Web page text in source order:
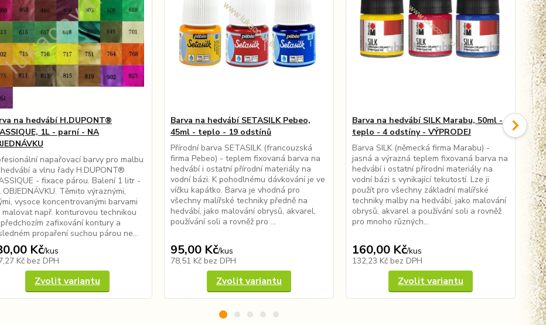
na hedvábí H.DUPONT®
1L - parní - NA
napařovací barvy pro malbu
a vlnu řady H.DUPONT®
- fixace párou. Balení 1 litr -
OBJEDNÁVKU. Těmito výraznými,
vysoce koncentrovanými barvami
malovat např. konturovou technikou
zafixování kontury a
propaření suchou párou ne...
Kč/kus
Kč bez DPH
Zvolit variantu
Barva na hedvábí SETASILK Pebeo,
45ml - teplo - 19 odstínů
Přírodní barva SETASILK (francouzská
firma Pebeo) - teplem fixovaná barva na
hedvábí i ostatní přírodní materiály na
vodní bázi. K pohodlnému dávkování je ve
víčku kapátko. Barva je vhodná pro
všechny malířské techniky předně na
hedvábí, jako malování obrysů, akvarel,
používání soli a rovněž pro ...
95,00 Kč/kus
78,51 Kč bez DPH
Zvolit variantu
Barva na hedvábí SILK Marabu, 50ml -
teplo - 4 odstíny - VÝPRODEJ
Barva SILK (německá firma Marabu) -
jasná a výrazná teplem fixovaná barva na
hedvábí i ostatní přírodní materiály na
vodní bázi s vynikající tekutostí. Lze ji
použít pro všechny základní malířské
techniky malby na hedvábí, jako malování
obrysů, akvarel a používání soli a rovněž
pro mnoho různých...
160,00 Kč/kus
132,23 Kč bez DPH
Zvolit variantu